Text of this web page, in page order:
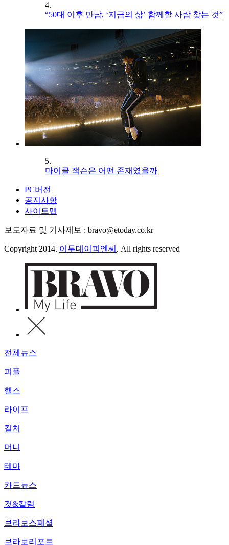
4.
“50대 이후 만남, ‘지금의 삶’ 함께할 사람 찾는 것”
5.
마이클 잭슨은 어떤 존재였을까
PC버전
공지사항
사이트맵
보도자료 및 기사제보 : bravo@etoday.co.kr
Copyright 2014. 이투데이피엔씨 . All rights reserved
전체뉴스
피플
헬스
라이프
컬처
머니
테마
카드뉴스
컷&칼럼
브라보스페셜
브라보리포트